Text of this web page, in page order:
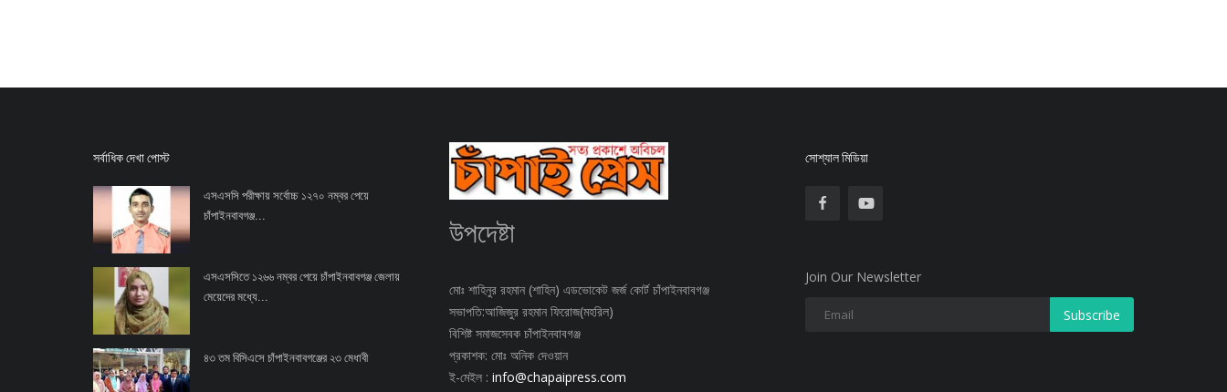
সর্বাধিক দেখা পোস্ট
এসএসসি পরীক্ষায় সর্বোচ্চ ১২৭০ নম্বর পেয়ে
চাঁপাইনবাবগঞ্জ...
এসএসসিতে ১২৬৬ নম্বর পেয়ে চাঁপাইনবাবগঞ্জ জেলায়
মেয়েদের মধ্যে...
৪৩ তম বিসিএসে চাঁপাইনবাবগঞ্জের ২৩ মেধাবী
উপদেষ্টা
মোঃ শাহিনুর রহমান (শাহিন) এডভোকেট জর্জ কোর্ট চাঁপাইনবাবগঞ্জ
সভাপতি:আজিজুর রহমান ফিরোজ(মহরিল)
বিশিষ্ট সমাজসেবক চাঁপাইনবাবগঞ্জ
প্রকাশক: মোঃ অনিক দেওয়ান
ই-মেইল : info@chapaipress.com
সোশ্যাল মিডিয়া
Join Our Newsletter
Subscribe